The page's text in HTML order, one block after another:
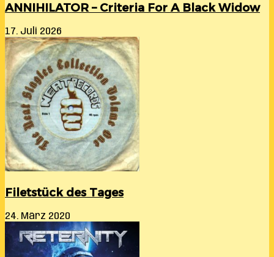
ANNIHILATOR – Criteria For A Black Widow
17. Juli 2026
Filetstück des Tages
24. März 2020